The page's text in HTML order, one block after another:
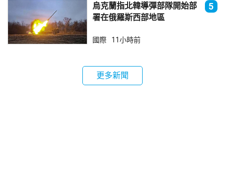
烏克蘭指北韓導彈部隊開始部
署在俄羅斯西部地區
5
國際 11小時前
更多新聞